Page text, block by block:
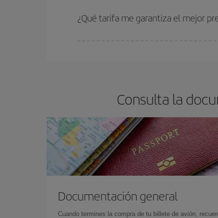
estén disponibles o se vayan agotando. Por
¿Qué tarifa me garantiza el mejor
Consulta la
Documentación general
Cuando termines la compra de tu billete de avión,